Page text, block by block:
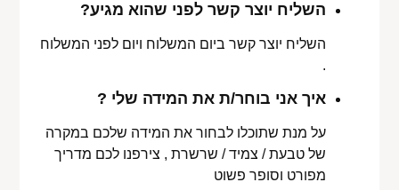
השליח יוצר קשר לפני שהוא מגיע?
השליח יוצר קשר ביום המשלוח ויום לפני המשלוח
.
איך אני בוחר/ת את המידה שלי ?
על מנת שתוכלו לבחור את המידה שלכם במקרה
של טבעת / צמיד / שרשרת , צירפנו לכם מדריך
מפורט וסופר פשוט